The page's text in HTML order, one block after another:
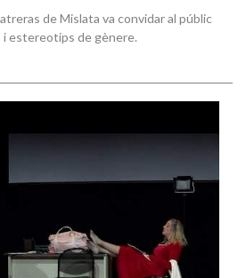
de Mislata va convidar al públic
estereotips de gènere.